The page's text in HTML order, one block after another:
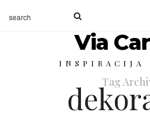
Via
INSPIRACIJA
Tag